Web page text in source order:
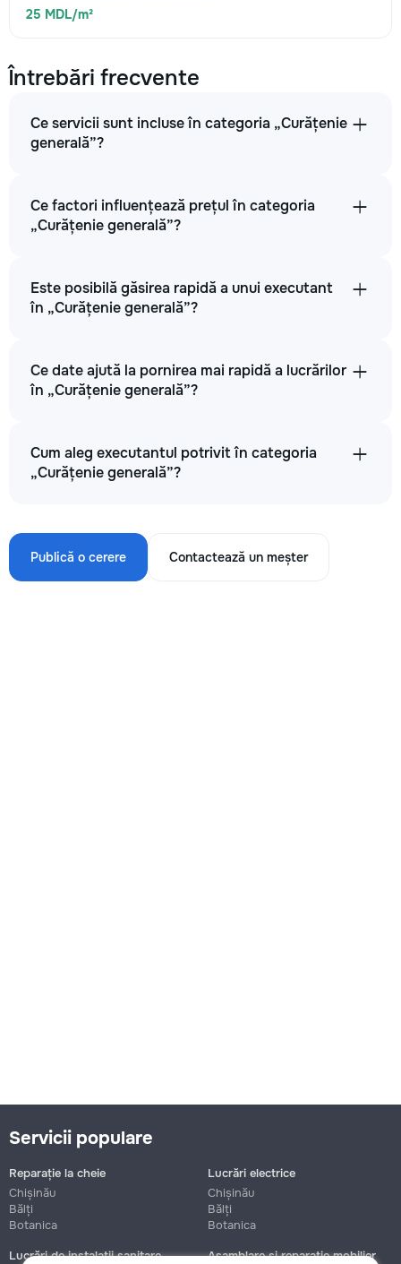
25 MDL/m²
Întrebări frecvente
Ce servicii sunt incluse în categoria „Curățenie
generală”?
Ce factori influențează prețul în categoria
„Curățenie generală”?
Este posibilă găsirea rapidă a unui executant
în „Curățenie generală”?
Ce date ajută la pornirea mai rapidă a lucrărilor
în „Curățenie generală”?
Cum aleg executantul potrivit în categoria
„Curățenie generală”?
Publică o cerere Contactează un meșter
Servicii populare
Reparație la cheie
Chișinău
Bălți
Botanica
Lucrări electrice
Chișinău
Bălți
Botanica
Lucrări de instalații sanitare
Asamblare și reparație mobilier